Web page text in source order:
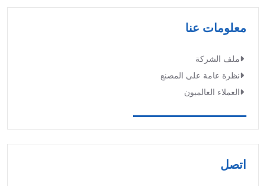
معلومات عنا
ملف الشركة
نظرة عامة على المصنع
العملاء العالميون
اتصل